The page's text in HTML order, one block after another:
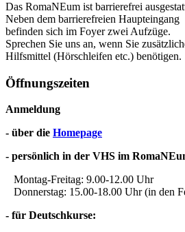
Das RomaNEum ist barrierefrei
Neben dem barrierefreien Haupteingang
befinden sich im Foyer zwei Aufzüge.
Sprechen Sie uns an, wenn Sie
Hilfsmittel (Hörschleifen etc.) benötigen.
Öffnungszeiten
Anmeldung
- über die Homepage
- persönlich in der VHS im
Montag-Freitag: 9.00-12.00 Uhr
Donnerstag: 15.00-18.00 Uhr (in den
- für Deutschkurse: